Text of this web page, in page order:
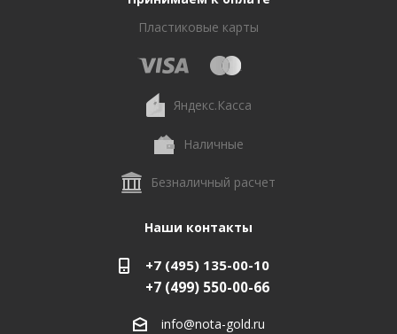
Пластиковые карты
Яндекс.Касса
Наличные
Безналичный расчет
Наши контакты
+7 (495) 135-00-10
+7 (499) 550-00-66
info@nota-gold.ru